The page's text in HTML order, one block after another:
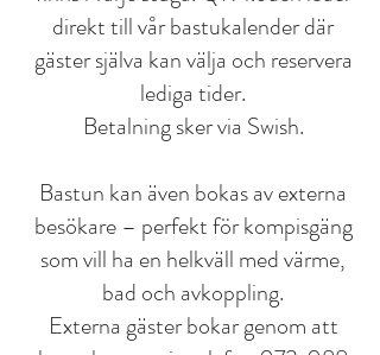
direkt till vår bastukalender där
gäster själva kan välja och reservera
lediga tider.
Betalning sker via Swish.
Bastun kan även bokas av externa
besökare – perfekt för kompisgäng
som vill ha en helkväll med värme,
bad och avkoppling.
Externa gäster bokar genom att